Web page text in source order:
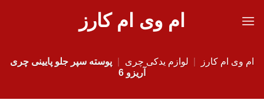
ام وی ام کارز
ام وی ام کارز لوازم یدکی چری
پوسته سپر جلو پایینی چری
آریزو 6